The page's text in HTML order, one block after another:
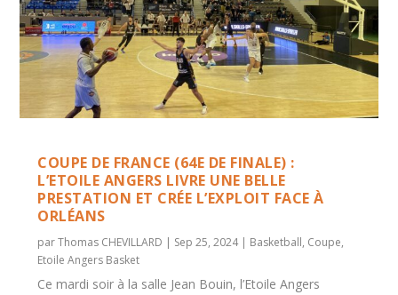
COUPE DE FRANCE (64E DE FINALE) :
L’ETOILE ANGERS LIVRE UNE BELLE
PRESTATION ET CRÉE L’EXPLOIT FACE À
ORLÉANS
parThomas CHEVILLARD | Sep 25, 2024| Basketball, Coupe,
Etoile Angers Basket
Ce mardi soir à la salle Jean Bouin, l’Etoile Angers